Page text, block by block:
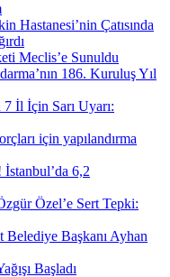
Hastanesi’nin Çatısında
Meclis’e Sunuldu
186. Kuruluş Yıl
İl İçin Sarı Uyarı:
için yapılandırma
6,2
Özel’e Sert Tepki:
Belediye Başkanı Ayhan
Başladı